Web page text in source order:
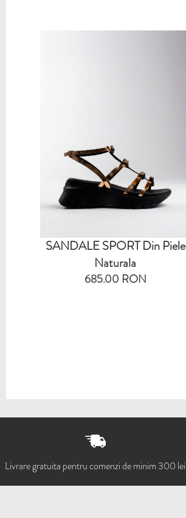
SANDALE SPORT Din Piele
Naturala
685.00 RON
Livrare gratuita pentru comenzi de minim 300 lei